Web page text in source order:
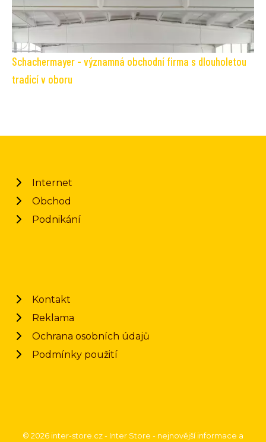
Schachermayer - významná obchodní firma s dlouholetou
tradicí v oboru
Internet
Obchod
Podnikání
Kontakt
Reklama
Ochrana osobních údajů
Podmínky použití
© 2026 inter-store.cz - Inter Store - nejnovější informace a